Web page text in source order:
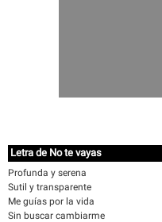
Letra de No te vayas
Profunda y serena
Sutil y transparente
Me guías por la vida
Sin buscar cambiarme